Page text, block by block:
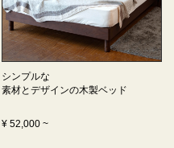
シンプルな
素材とデザインの木製ベッド
¥ 52,000 ~